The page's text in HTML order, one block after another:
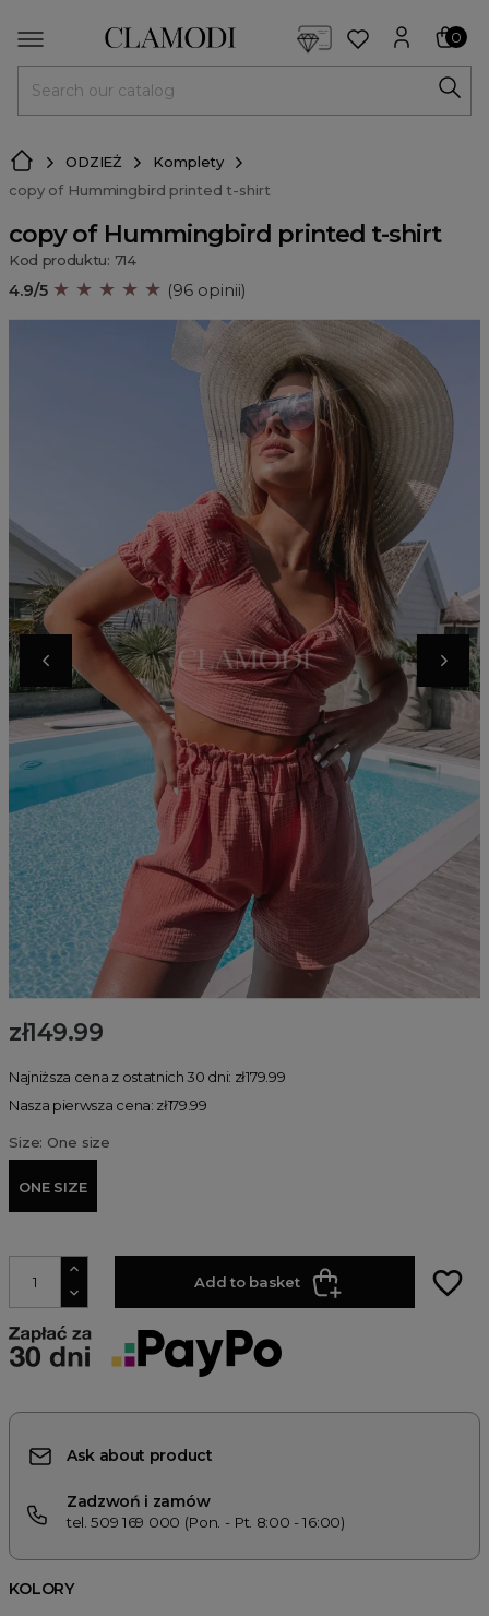
0
ODZIEŻ
Komplety
copy of Hummingbird printed t-shirt
copy of Hummingbird printed t-shirt
Kod produktu: 714
4.9/5 ★ ★ ★ ★ ★ (96 opinii)
zł149.99
Najniższa cena z ostatnich 30 dni: zł179.99
Nasza pierwsza cena: zł179.99
Size: One size
ONE SIZE
Add to basket favorite_border
Ask about product
Zadzwoń i zamów
tel. 509 169 000 (Pon. - Pt. 8:00 - 16:00)
KOLORY